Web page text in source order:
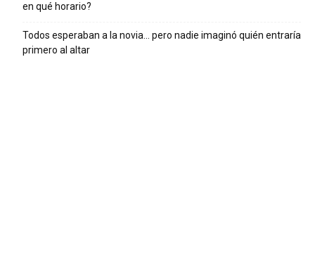
en qué horario?
Todos esperaban a la novia… pero nadie imaginó quién entraría
primero al altar